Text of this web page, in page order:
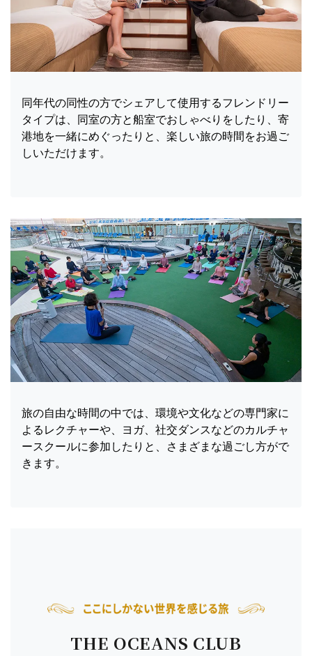
同年代の同性の方でシェアして使用するフレンドリー
タイプは、同室の方と船室でおしゃべりをしたり、寄
港地を一緒にめぐったりと、楽しい旅の時間をお過ご
しいただけます。
旅の自由な時間の中では、環境や文化などの専門家に
よるレクチャーや、ヨガ、社交ダンスなどのカルチャ
ースクールに参加したりと、さまざまな過ごし方がで
きます。
THE OCEANS CLUB